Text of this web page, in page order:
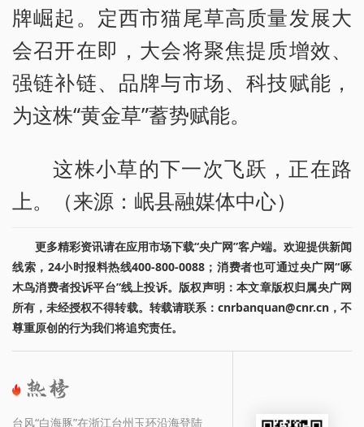
牌崛起。定西市猫尾草高质量发展大
会召开在即，大会将聚焦提质增效、
强链补链、品牌与市场、科技赋能，
为这株“黄金草”蓄势赋能。
这株小草的下一次飞跃，正在路
上。（来源：岷县融媒体中心）
更多精彩资讯请在应用市场下载“央广网”客户端。欢迎提供新闻
线索，24小时报料热线400-800-0088；消费者也可通过央广网“啄
木鸟消费者投诉平台”线上投诉。版权声明：本文章版权归属央广网
所有，未经授权不得转载。转载请联系：cnrbanquan@cnr.cn，不
尊重原创的行为我们将追究责任。
台风“白海豚”在浙江台州玉环沿海登陆